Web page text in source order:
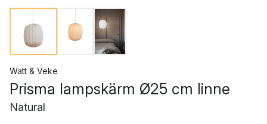
Watt & Veke
Prisma lampskärm Ø25 cm linne
Natural